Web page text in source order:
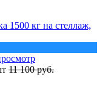
1500 кг на стеллаж,
11 100 руб.